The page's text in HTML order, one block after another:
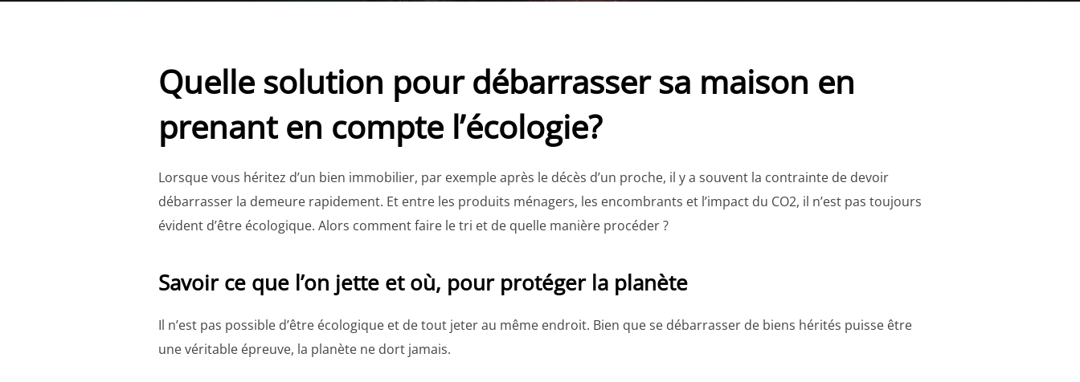
Quelle solution pour débarrasser sa maison en
prenant en compte l’écologie?
Lorsque vous héritez d’un bien immobilier, par exemple après le décès d’un proche, il y a souvent la contrainte de devoir
débarrasser la demeure rapidement. Et entre les produits ménagers, les encombrants et l’impact du CO2, il n’est pas toujours
évident d’être écologique. Alors comment faire le tri et de quelle manière procéder ?
Savoir ce que l’on jette et où, pour protéger la planète
Il n’est pas possible d’être écologique et de tout jeter au même endroit. Bien que se débarrasser de biens hérités puisse être
une véritable épreuve, la planète ne dort jamais.